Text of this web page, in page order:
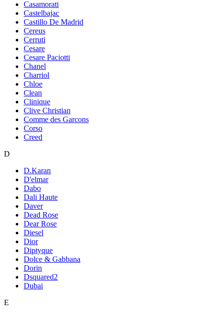
Casamorati
Castelbajac
Castillo De Madrid
Cereus
Cerruti
Cesare
Cesare Paciotti
Chanel
Charriol
Chloe
Clean
Clinique
Clive Christian
Comme des Garcons
Corso
Creed
D
D.Karan
D'elmar
Dabo
Dali Haute
Daver
Dead Rose
Dear Rose
Diesel
Dior
Diptyque
Dolce & Gabbana
Dorin
Dsquared2
Dubai
E